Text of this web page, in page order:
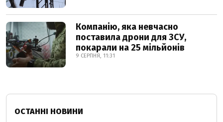
Компанію, яка невчасно
поставила дрони для ЗСУ,
покарали на 25 мільйонів
9 СЕРПНЯ, 11:31
ОСТАННІ НОВИНИ